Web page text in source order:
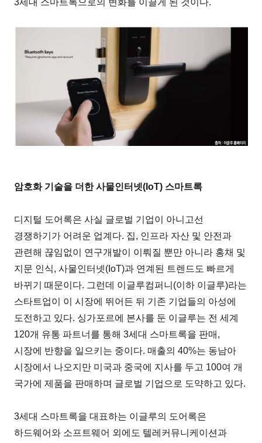
3세대 스마트록으로의 변화를 이끌게 된 것이다.
암호화 기술을 더한 사물인터넷(IoT) 스마트록
디지털 도어록은 사실 글로벌 기업이 아니고선
경쟁하기가 어려운 업계다. 집, 인프라 자산 및 안전과
관련해 끊임없이 연구개발이 이뤄질 뿐만 아니라 홍채 및
지문 인식, 사물인터넷(IoT)과 연계된 트렌드도 빠르게
바뀌기 때문이다. 그런데 이글루컴퍼니(이하 이글루)라는
스타트업이 이 시장에 뛰어든 뒤 기존 기업들의 아성에
도전하고 있다. 싱가포르에 본사를 둔 이글루는 전 세계
120개 유통 파트너를 통해 3세대 스마트록을 판매,
시장에 반향을 일으키는 중이다. 매출의 40%는 동남아
시장에서 나오지만 미국과 중국에 지사를 두고 100여 개
국가에 제품을 판매하며 글로벌 기업으로 도약하고 있다.
3세대 스마트록을 대표하는 이글루의 도어록은
하드웨어와 소프트웨어 외에도 텔레커뮤니케이션과